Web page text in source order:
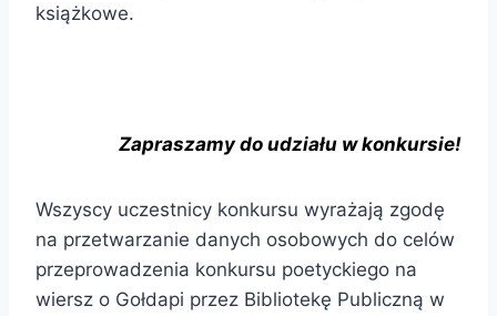
książkowe.
Zapraszamy do udziału w konkursie!
Wszyscy uczestnicy konkursu wyrażają zgodę
na przetwarzanie danych osobowych do celów
przeprowadzenia konkursu poetyckiego na
wiersz o Gołdapi przez Bibliotekę Publiczną w